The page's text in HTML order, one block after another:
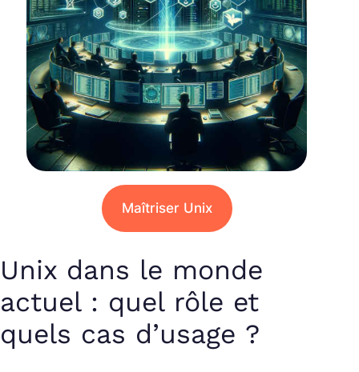
Maîtriser Unix
Unix dans le monde
actuel : quel rôle et
quels cas d’usage ?